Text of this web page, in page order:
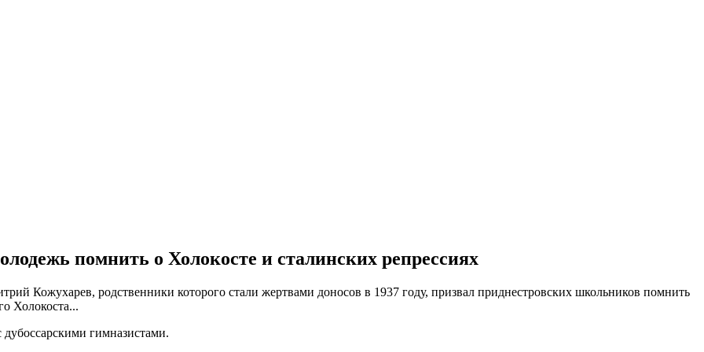
помнить о Холокосте и сталинских репрессиях
Кожухарев, родственники которого стали жертвами доносов в 1937 году, призвал приднестровских школьников помнить
Холокоста...
дубоссарскими гимназистами.